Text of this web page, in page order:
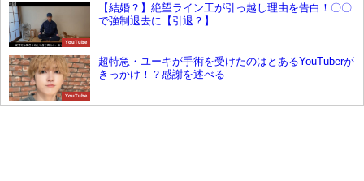
YouTube
【結婚？】絶望ライン工が引っ越し理由を告白！〇〇
で強制退去に【引退？】
YouTube
超特急・ユーキが手術を受けたのはとあるYouTuberが
きっかけ！？感謝を述べる